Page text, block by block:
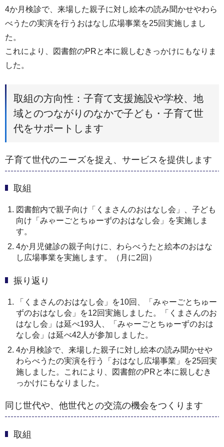
4か月検診で、来場した親子に対し絵本の読み聞かせやわら
べうたの実演を行うおはなし広場事業を25回実施しまし
た。
これにより、図書館のPRと本に親しむきっかけにもなりま
した。
取組の方向性：子育て支援施設や学校、地
域とのつながりのなかで子ども・子育て世
代をサポートします
子育て世代のニーズを捉え、サービスを提供します
取組
図書館内で親子向け「くまさんのおはなし会」、子ども
向け「みゃーごとちゅーずのおはなし会」を実施しま
す。
4か月児健診の親子向けに、わらべうたと絵本のおはな
し広場事業を実施します。（月に2回）
振り返り
「くまさんのおはなし会」を10回、「みゃーごとちゅー
ずのおはなし会」を12回実施しました。「くまさんのお
はなし会」は延べ193人、「みゃーごとちゅーずのおは
なし会」は延べ42人が参加しました。
4か月検診で、来場した親子に対し絵本の読み聞かせや
わらべうたの実演を行う「おはなし広場事業」を25回実
施しました。これにより、図書館のPRと本に親しむき
っかけにもなりました。
同じ世代や、他世代との交流の機会をつくります
取組